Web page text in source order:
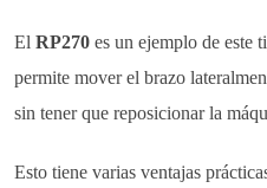
El RP270 es un ejemplo de este
permite mover el brazo
sin tener que reposicionar la
Esto tiene varias ventajas